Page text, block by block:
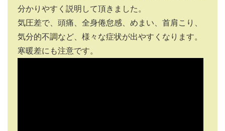
分かりやすく説明して頂きました。
気圧差で、頭痛、全身倦怠感、めまい、首肩こり、
気分的不調など、様々な症状が出やすくなります。
寒暖差にも注意です。